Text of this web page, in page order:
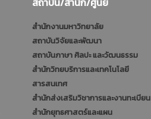
สำนักงานมหาวิทยาลัย
สถาบันวิจัยและพัฒนา
สถาบันภาษา ศิลปะ และวัฒนธรรม
สำนักวิทยบริการและเทคโนโลยี
สารสนเทศ
สำนักส่งเสริมวิชาการและงานทะเบียน
สำนักยุทธศาสตร์และแผน